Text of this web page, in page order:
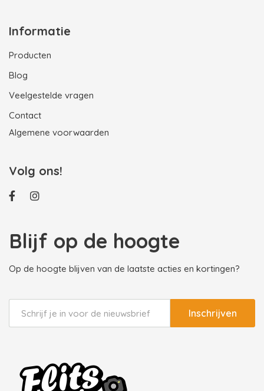
Informatie
Producten
Blog
Veelgestelde vragen
Contact
Algemene voorwaarden
Volg ons!
Blijf op de hoogte
Op de hoogte blijven van de laatste acties en kortingen?
Inschrijven